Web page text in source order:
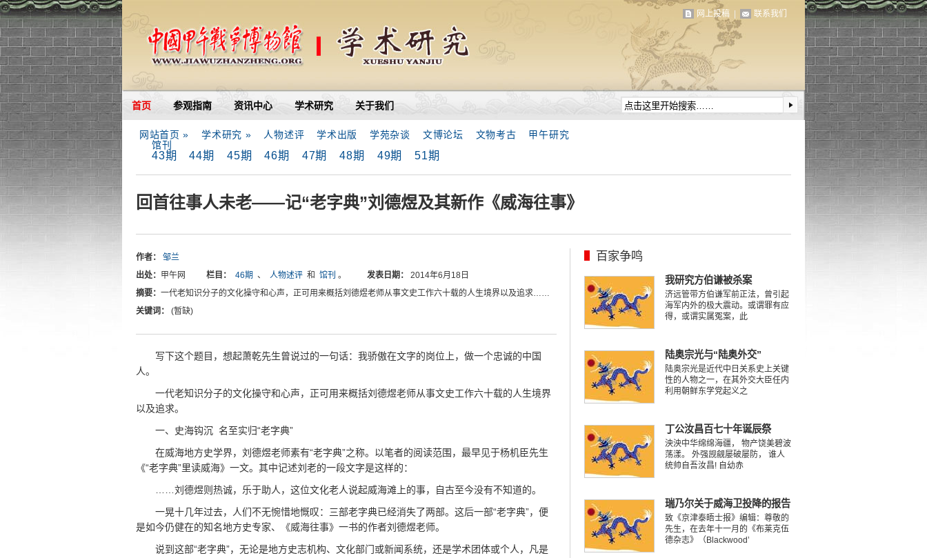
网上投稿 联系我们
首页 参观指南 资讯中心 学术研究 关于我们
网站首页 » 学术研究 » 人物述评 学术出版 学苑杂谈 文博论坛 文物考古
甲午研究
馆刊
43期 44期 45期 46期 47期 48期 49期 51期
回首往事人未老——记“老字典”刘德煜及其新作《威海往事》
作者：
邹兰
出处： 甲午网 栏目： 46期 、 人物述评 和 馆刊 。 发表日期：
2014年6月18日
摘要： 一代老知识分子的文化操守和心声，正可用来概括刘德煜老师从事文史工作六十载的人生境界以及追求……
关键词：
(暂缺)
写下这个题目，想起萧乾先生曾说过的一句话：我骄傲在文字的岗位上，做一个忠诚的中国
人。
一代老知识分子的文化操守和心声，正可用来概括刘德煜老师从事文史工作六十载的人生境界
以及追求。
一、史海钩沉 名至实归“老字典”
在威海地方史学界，刘德煜老师素有“老字典”之称。以笔者的阅读范围，最早见于杨机臣先生
《“老字典”里读威海》一文。其中记述刘老的一段文字是这样的：
……刘德煜则热诚，乐于助人，这位文化老人说起威海滩上的事，自古至今没有不知道的。
一晃十几年过去，人们不无惋惜地慨叹：三部老字典已经消失了两部。这后一部“老字典”，便
是如今仍健在的知名地方史专家、《威海往事》一书的作者刘德煜老师。
说到这部“老字典”，无论是地方史志机构、文化部门或新闻系统，还是学术团体或个人，凡是
百家争鸣
我研究方伯谦被杀案
济远管带方伯谦军前正法，曾引起
海军内外的极大震动。或谓罪有应
得，或谓实属冤案，此
陆奥宗光与“陆奥外交”
陆奥宗光是近代中日关系史上关键
性的人物之一，在其外交大臣任内
利用朝鲜东学党起义之
丁公汝昌百七十年诞辰祭
泱泱中华绵绵海疆， 物产饶美碧波
荡漾。 外强觊觎屡破屡防， 谁人
统帅自吾汝昌! 自幼赤
瑞乃尔关于威海卫投降的报告
致《京津泰晤士报》编辑：尊敬的
先生，在去年十一月的《布莱克伍
德杂志》（Blackwood’